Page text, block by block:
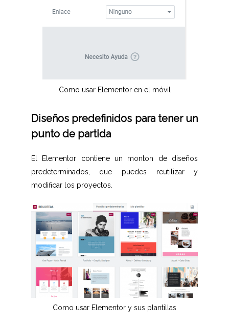
Como usar Elementor en el móvil
Diseños predefinidos para tener un
punto de partida
El Elementor contiene un monton de diseños
predeterminados, que puedes reutilizar y
modificar los proyectos.
Como usar Elementor y sus plantillas